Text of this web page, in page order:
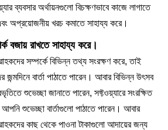
ব্যবসার অর্থায়নগুলো বিচক্ষণভাবে কাজে লাগাতে
অপ্রয়োজনীয় খরচ কমাতে সাহায্য করে।
বজায় রাখতে সাহায্য করে।
সম্পর্কে বিভিন্ন তথ্য সংরক্ষণ করে, তাই
বার্তা পাঠাতে পারেন। আবার বিভিন্ন উৎসব
শুভেচ্ছা জানাতে পারেন, সফ্টওয়্যারে সংরক্ষিত
শুভেচ্ছা বার্তাগুলো পাঠাতে পারেন। আবার
কাছ থেকে পাওনা টাকাগুলো আদায়ের জন্য